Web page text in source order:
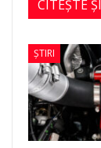
CITEȘTE ȘI
ȘTIRI